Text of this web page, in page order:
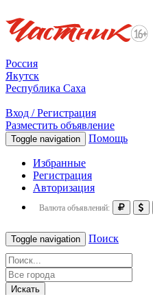
Россия
Якутск
Республика Саха
Вход / Регистрация
Разместить объявление
Toggle navigation Помощь
Избранные
Регистрация
Авторизация
Валюта объявлений:
Toggle navigation Поиск
Искать